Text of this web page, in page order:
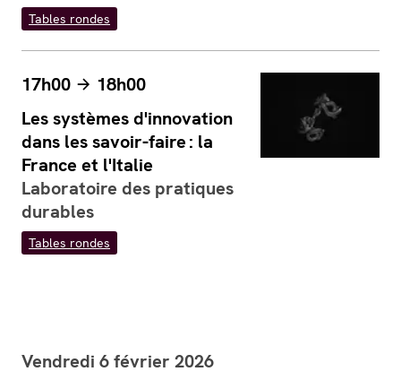
Tables rondes
Les systèmes d'innovation
dans les savoir-faire : la
France et l'Italie
Laboratoire des pratiques
durables
17h00 18h00
Tables rondes
Vendredi 6 février 2026